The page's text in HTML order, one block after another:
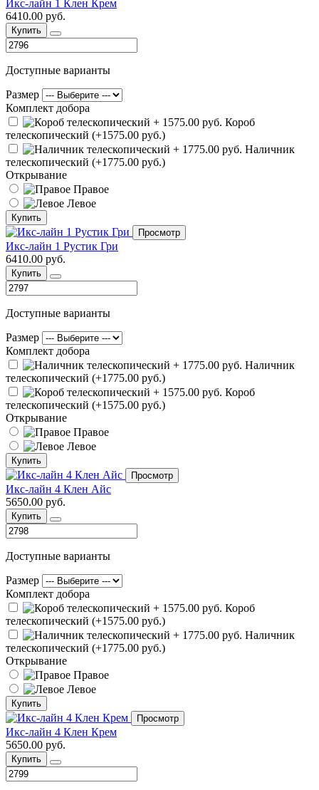
Икс-лайн 1 Клен Крем
6410.00 руб.
Купить
Доступные варианты
Размер
Комплект добора
Короб
телескопический (+1575.00 руб.)
Наличник
телескопический (+1775.00 руб.)
Открывание
Правое
Левое
Купить
Просмотр
Икс-лайн 1 Рустик Гри
6410.00 руб.
Купить
Доступные варианты
Размер
Комплект добора
Наличник
телескопический (+1775.00 руб.)
Короб
телескопический (+1575.00 руб.)
Открывание
Правое
Левое
Купить
Просмотр
Икс-лайн 4 Клен Айс
5650.00 руб.
Купить
Доступные варианты
Размер
Комплект добора
Короб
телескопический (+1575.00 руб.)
Наличник
телескопический (+1775.00 руб.)
Открывание
Правое
Левое
Купить
Просмотр
Икс-лайн 4 Клен Крем
5650.00 руб.
Купить